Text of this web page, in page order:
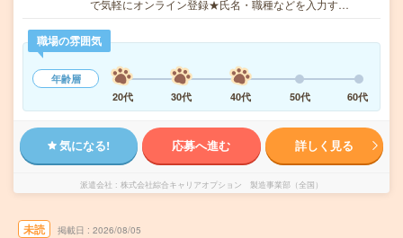
で気軽にオンライン登録★氏名・職種などを入力す…
職場の雰囲気
年齢層
20代
30代 40代 50代 60代
気になる! 応募へ進む 詳しく見る
派遣会社 株式会社綜合キャリアオプション 製造事業部（全国）
未読 掲載日 2026/08/05